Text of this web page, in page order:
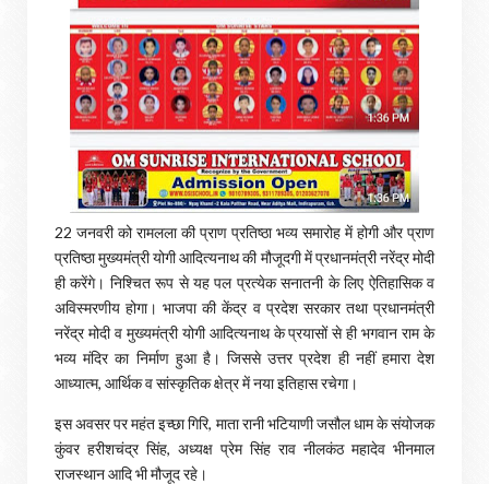
22 जनवरी को रामलला की प्राण प्रतिष्ठा भव्य समारोह में होगी और प्राण
प्रतिष्ठा मुख्यमंत्री योगी आदित्यनाथ की मौजूदगी में प्रधानमंत्री नरेंद्र मोदी
ही करेंगे। निश्चित रूप से यह पल प्रत्येक सनातनी के लिए ऐतिहासिक व
अविस्मरणीय होगा। भाजपा की केंद्र व प्रदेश सरकार तथा प्रधानमंत्री
नरेंद्र मोदी व मुख्यमंत्री योगी आदित्यनाथ के प्रयासों से ही भगवान राम के
भव्य मंदिर का निर्माण हुआ है। जिससे उत्तर प्रदेश ही नहीं हमारा देश
आध्यात्म, आर्थिक व सांस्कृतिक क्षेत्र में नया इतिहास रचेगा।
इस अवसर पर महंत इच्छा गिरि, माता रानी भटियाणी जसौल धाम के संयोजक
कुंवर हरीशचंद्र सिंह, अध्यक्ष प्रेम सिंह राव नीलकंठ महादेव भीनमाल
राजस्थान आदि भी मौजूद रहे।